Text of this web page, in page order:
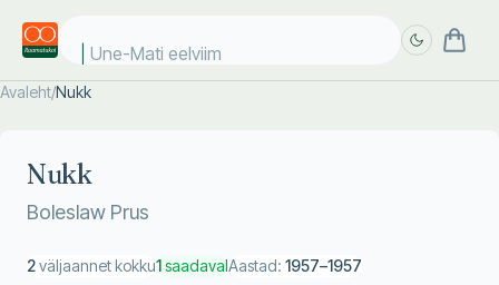
Une-Mati eelviima
Avaleht/Nukk
Nukk
Boleslaw Prus
2väljaannet kokku1saadavalAastad: 1957–1957